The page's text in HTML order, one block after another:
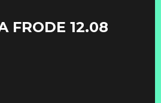
FRODE 12.08